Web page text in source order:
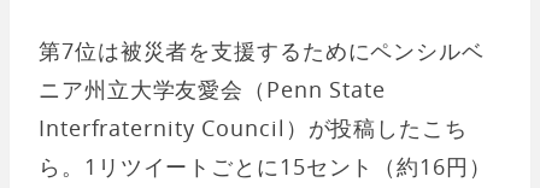
第7位は被災者を支援するためにペンシルベ
ニア州立大学友愛会（Penn State
Interfraternity Council）が投稿したこち
ら。1リツイートごとに15セント（約16円）